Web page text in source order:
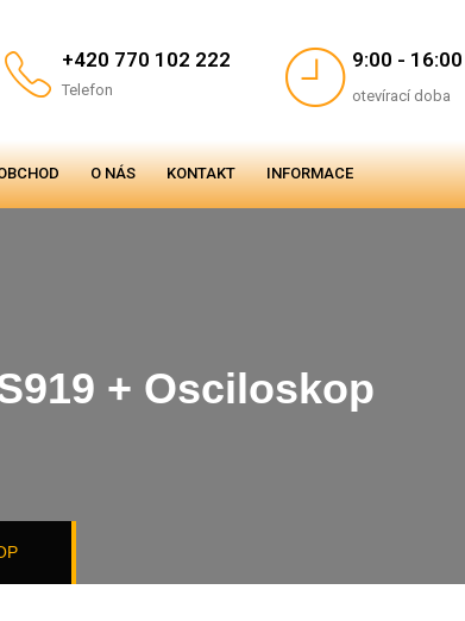
+420 770 102 222
Telefon
9:00 - 16:00
otevírací doba
O NÁS KONTAKT INFORMACE
+ Osciloskop